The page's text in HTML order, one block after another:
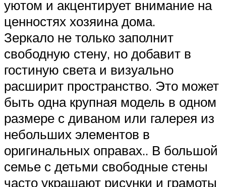
уютом и акцентирует внимание на
ценностях хозяина дома.
Зеркало не только заполнит
свободную стену, но добавит в
гостиную света и визуально
расширит пространство. Это может
быть одна крупная модель в одном
размере с диваном или галерея из
небольших элементов в
оригинальных оправах.. В большой
семье с детьми свободные стены
часто украшают рисунки и грамоты